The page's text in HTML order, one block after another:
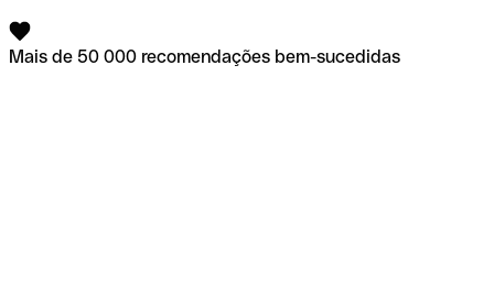
Mais de 50 000 recomendações bem-sucedidas